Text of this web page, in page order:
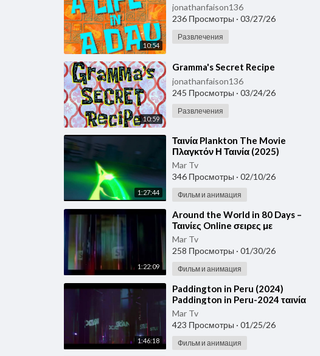
10:54
jonathanfaison136
236 Просмотры · 03/27/26
Развлечения
10:59
⁣Gramma's Secret Recipe
jonathanfaison136
245 Просмотры · 03/24/26
Развлечения
1:27:44
⁣Ταινία Plankton The Movie
Πλαγκτόν Η Ταινία (2025)
Mar Tv
346 Просмотры · 02/10/26
Фильм и анимация
1:22:09
⁣Around the World in 80 Days –
Ταινίες Online σειρες με
Ελληνικούς Υπότιτλους δωρεάν
Greek subtitles
Mar Tv
258 Просмотры · 01/30/26
Фильм и анимация
1:46:18
⁣Paddington in Peru (2024)
Paddington in Peru-2024 ταινία
online ελληνικους υποτιτλους
Ταινίες του 20
Mar Tv
423 Просмотры · 01/25/26
Фильм и анимация